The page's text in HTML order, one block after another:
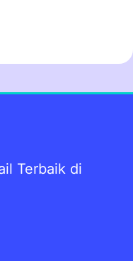
Terbaik di